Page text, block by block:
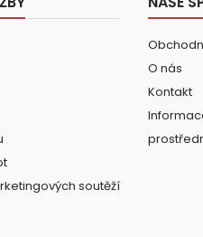
soutěží
O nás
Kontakt